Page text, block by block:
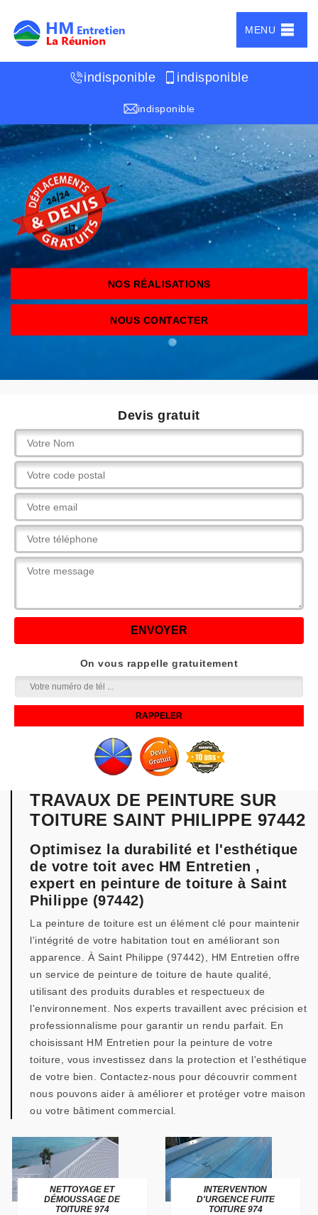
MENU
indisponible indisponible
indisponible
NOS RÉALISATIONS
NOUS CONTACTER
Devis gratuit
On vous rappelle gratuitement
TRAVAUX DE PEINTURE SUR
TOITURE SAINT PHILIPPE 97442
Optimisez la durabilité et l'esthétique
de votre toit avec HM Entretien ,
expert en peinture de toiture à Saint
Philippe (97442)
La peinture de toiture est un élément clé pour maintenir
l'intégrité de votre habitation tout en améliorant son
apparence. À Saint Philippe (97442), HM Entretien offre
un service de peinture de toiture de haute qualité,
utilisant des produits durables et respectueux de
l'environnement. Nos experts travaillent avec précision et
professionnalisme pour garantir un rendu parfait. En
choisissant HM Entretien pour la peinture de votre
toiture, vous investissez dans la protection et l'esthétique
de votre bien. Contactez-nous pour découvrir comment
nous pouvons aider à améliorer et protéger votre maison
ou votre bâtiment commercial.
NETTOYAGE ET
DÉMOUSSAGE DE
TOITURE 974
INTERVENTION
D'URGENCE FUITE
TOITURE 974